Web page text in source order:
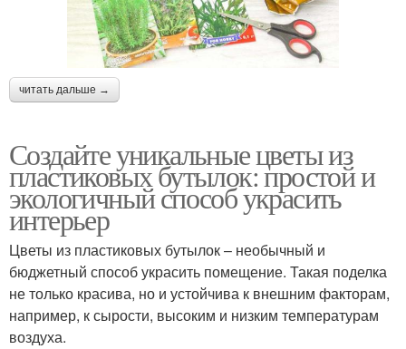
читать дальше →
Создайте уникальные цветы из
пластиковых бутылок: простой и
экологичный способ украсить
интерьер
Цветы из пластиковых бутылок – необычный и
бюджетный способ украсить помещение. Такая поделка
не только красива, но и устойчива к внешним факторам,
например, к сырости, высоким и низким температурам
воздуха.